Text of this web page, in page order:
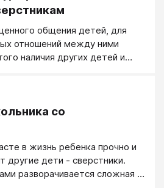
общения детей, для
отношений между ними
наличия других детей и
детей.
со
в жизнь ребенка прочно и
другие дети - сверстники.
разворачивается сложная и